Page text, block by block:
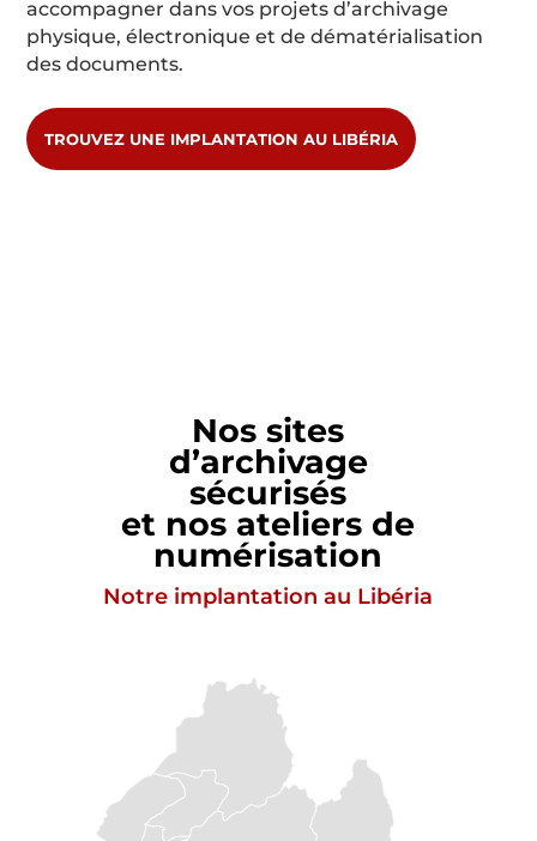
accompagner dans vos projets d’archivage
physique, électronique et de dématérialisation
des documents.
TROUVEZ UNE IMPLANTATION AU LIBÉRIA
Nos sites
d’archivage
sécurisés
et nos ateliers de
numérisation
Notre implantation au Libéria